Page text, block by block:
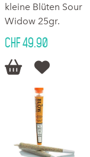
kleine Blüten Sour
Widow 25gr.
CHF 49.90
 